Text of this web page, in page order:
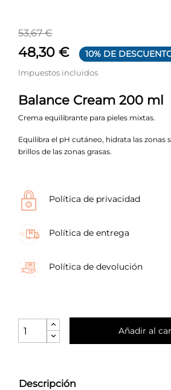
53,67 €
48,30 € 10% DE
Impuestos incluidos
Balance Cream 200 ml
Crema equilibrante para pieles mixtas.
Equilibra el pH cutáneo, hidrata las zonas
brillos de las zonas grasas.
Política de privacidad
Política de entrega
Política de devolución
Añadir al
Descripción